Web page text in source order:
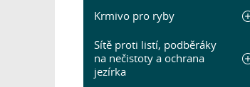
Krmivo pro ryby
Sítě proti listí, podběráky
na nečistoty a ochrana
jezírka